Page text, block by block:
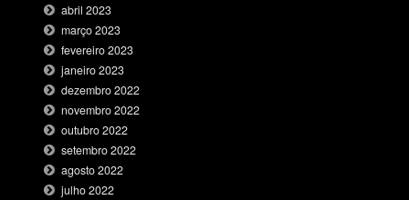
abril 2023
março 2023
fevereiro 2023
janeiro 2023
dezembro 2022
novembro 2022
outubro 2022
setembro 2022
agosto 2022
julho 2022